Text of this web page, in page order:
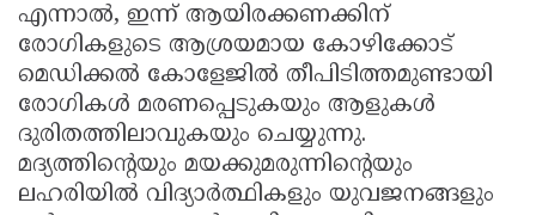
എന്നാൽ, ഇന്ന് ആയിരക്കണക്കിന്
രോഗികളുടെ ആശ്രയമായ കോഴിക്കോട്
മെഡിക്കൽ കോളേജിൽ തീപിടിത്തമുണ്ടായി
രോഗികൾ മരണപ്പെടുകയും ആളുകൾ
ദുരിതത്തിലാവുകയും ചെയ്യുന്നു.
മദ്യത്തിന്റെയും മയക്കുമരുന്നിന്റെയും
ലഹരിയിൽ വിദ്യാർത്ഥികളും യുവജനങ്ങളും